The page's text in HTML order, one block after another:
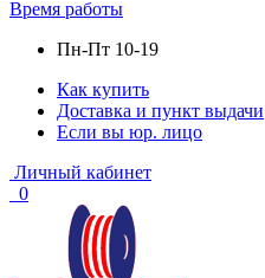
Время работы
Пн-Пт 10-19
Как купить
Доставка и пункт выдачи
Если вы юр. лицо
Личный кабинет
0